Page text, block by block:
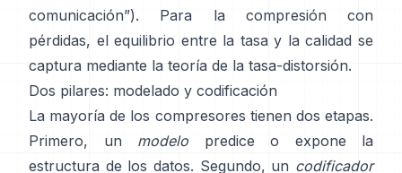
comunicación”). Para la compresión con
pérdidas, el equilibrio entre la tasa y la calidad se
captura mediante la teoría de la tasa-distorsión.
Dos pilares: modelado y codificación
La mayoría de los compresores tienen dos etapas.
Primero, un modelo predice o expone la
estructura de los datos. Segundo, un codificador